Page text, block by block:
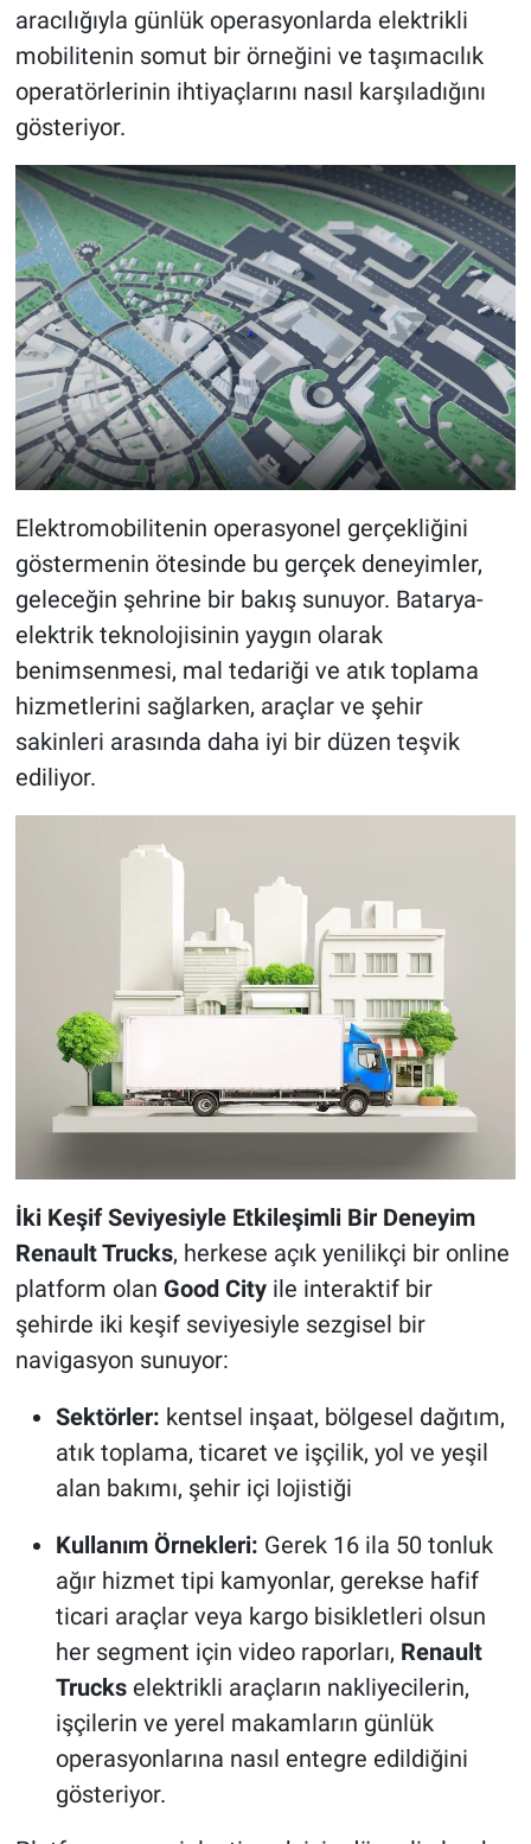
aracılığıyla günlük operasyonlarda elektrikli
mobilitenin somut bir örneğini ve taşımacılık
operatörlerinin ihtiyaçlarını nasıl karşıladığını
gösteriyor.
Elektromobilitenin operasyonel gerçekliğini
göstermenin ötesinde bu gerçek deneyimler,
geleceğin şehrine bir bakış sunuyor. Batarya-
elektrik teknolojisinin yaygın olarak
benimsenmesi, mal tedariği ve atık toplama
hizmetlerini sağlarken, araçlar ve şehir
sakinleri arasında daha iyi bir düzen teşvik
ediliyor.
İki Keşif Seviyesiyle Etkileşimli Bir Deneyim
Renault Trucks, herkese açık yenilikçi bir online
platform olan Good Cityile interaktif bir
şehirde iki keşif seviyesiyle sezgisel bir
navigasyon sunuyor:
Sektörler: kentsel inşaat, bölgesel dağıtım,
atık toplama, ticaret ve işçilik, yol ve yeşil
alan bakımı, şehir içi lojistiği
Kullanım Örnekleri: Gerek 16 ila 50 tonluk
ağır hizmet tipi kamyonlar, gerekse hafif
ticari araçlar veya kargo bisikletleri olsun
her segment için video raporları, Renault
Truckselektrikli araçların nakliyecilerin,
işçilerin ve yerel makamların günlük
operasyonlarına nasıl entegre edildiğini
gösteriyor.